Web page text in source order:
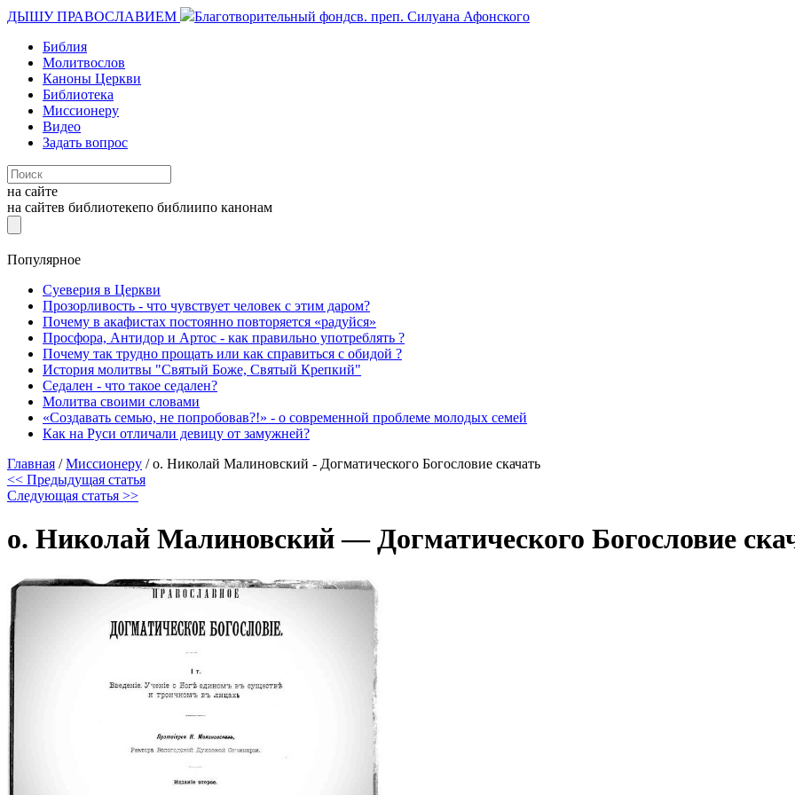
ДЫШУ ПРАВОСЛАВИЕМ Благотворительный фондсв. преп. Силуана Афонского
Библия
Молитвослов
Каноны Церкви
Библиотека
Миссионеру
Видео
Задать вопрос
на сайте
на сайтев библиотекепо библиипо канонам
Популярное
Суеверия в Церкви
Прозорливость - что чувствует человек с этим даром?
Почему в акафистах постоянно повторяется «радуйся»
Просфора, Антидор и Артос - как правильно употреблять ?
Почему так трудно прощать или как справиться с обидой ?
История молитвы "Святый Боже, Святый Крепкий"
Седален - что такое седален?
Молитва своими словами
«Создавать семью, не попробовав?!» - о современной проблеме молодых семей
Как на Руси отличали девицу от замужней?
Главная /Миссионеру /о. Николай Малиновский - Догматического Богословие скачать
<< Предыдущая статья
Следующая статья >>
о. Николай Малиновский — Догматического Богословие